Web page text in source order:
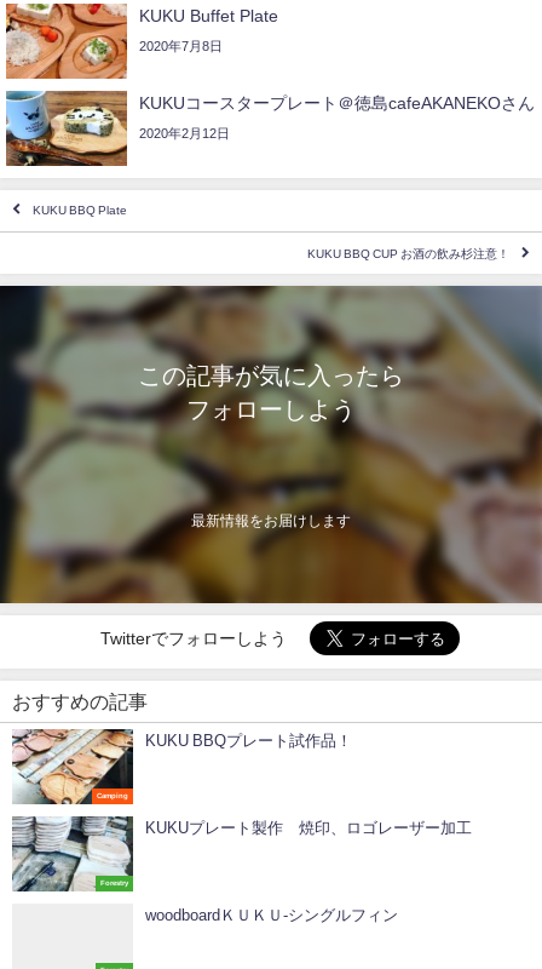
KUKU Buffet Plate
2020年7月8日
KUKUコースタープレート＠徳島cafeAKANEKOさん
2020年2月12日
KUKU BBQ Plate
KUKU BBQ CUP お酒の飲み杉注意！
この記事が気に入ったら
フォローしよう
最新情報をお届けします
Twitterでフォローしよう
おすすめの記事
Camping
KUKU BBQプレート試作品！
Forestry
KUKUプレート製作 焼印、ロゴレーザー加工
woodboardＫＵＫＵ-シングルフィン